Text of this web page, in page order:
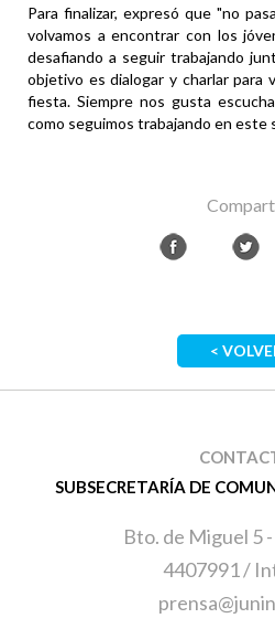
Para finalizar, expresó que "no
volvamos a encontrar con los
desafiando a seguir trabajando
objetivo es dialogar y charlar para
fiesta. Siempre nos gusta
como seguimos trabajando en este
<
SUBSECRETARÍA DE
Bto. de Miguel 5
4407991 /